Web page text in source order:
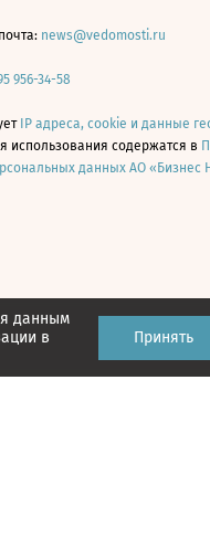
данным
в
Принять
news@vedomosti.ru
956-34-58
IP адреса, cookie и данные
использования содержатся в
данных АО «Бизнес